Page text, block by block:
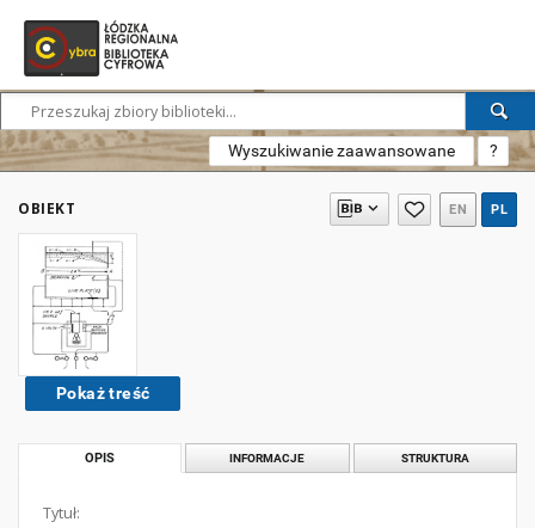
Wyszukiwanie zaawansowane ?
OBIEKT EN PL
Pokaż treść
OPIS INFORMACJE STRUKTURA
Tytuł: